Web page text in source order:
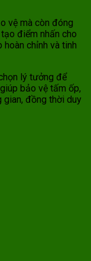
vệ mà còn đóng
điểm nhấn cho
chỉnh và tinh
lý tưởng để
bảo vệ tấm ốp,
đồng thời duy